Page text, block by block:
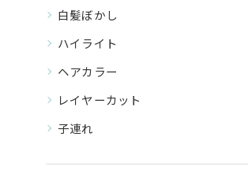
白髪ぼかし
ハイライト
ヘアカラー
レイヤーカット
子連れ